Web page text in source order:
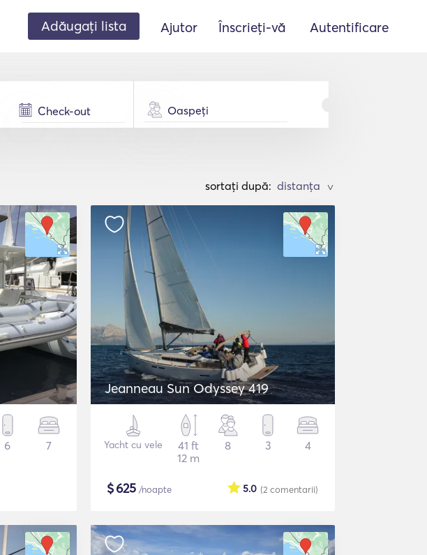
Adăugați lista Ajutor Înscrieți-vă Autentificare
Oaspeți
sortați după: >
6 7
Jeanneau Sun Odyssey 419
Yacht cu vele
41 ft
12 m
8 3 4
$625 /noapte (2 comentarii)
5.0